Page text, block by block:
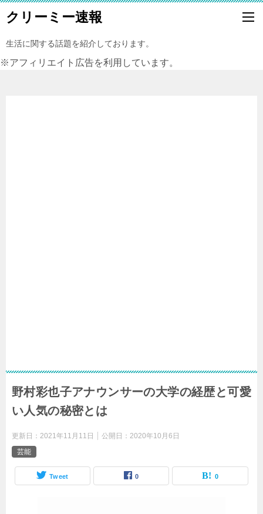
クリーミー速報
生活に関する話題を紹介しております。
※アフィリエイト広告を利用しています。
野村彩也子アナウンサーの大学の経歴と可愛
い人気の秘密とは
更新日： 2021年11月11日 公開日： 2020年10月6日
芸能
Tweet 0 0